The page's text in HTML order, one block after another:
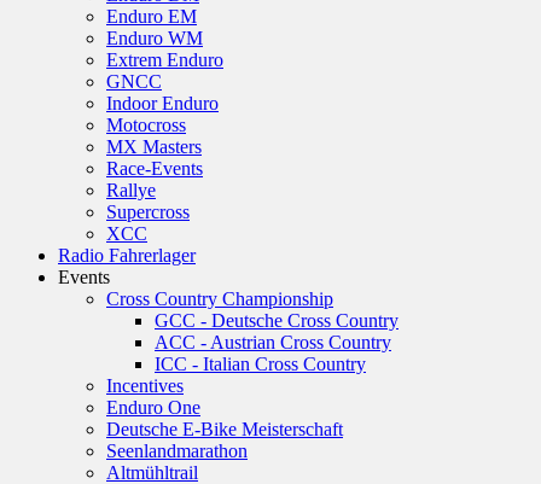
Enduro EM
Enduro WM
Extrem Enduro
GNCC
Indoor Enduro
Motocross
MX Masters
Race-Events
Rallye
Supercross
XCC
Radio Fahrerlager
Events
Cross Country Championship
GCC - Deutsche Cross Country
ACC - Austrian Cross Country
ICC - Italian Cross Country
Incentives
Enduro One
Deutsche E-Bike Meisterschaft
Seenlandmarathon
Altmühltrail